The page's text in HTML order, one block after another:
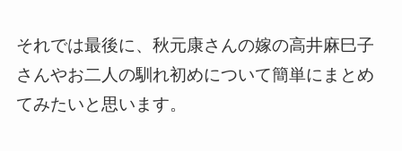
それでは最後に、秋元康さんの嫁の高井麻巳子
さんやお二人の馴れ初めについて簡単にまとめ
てみたいと思います。